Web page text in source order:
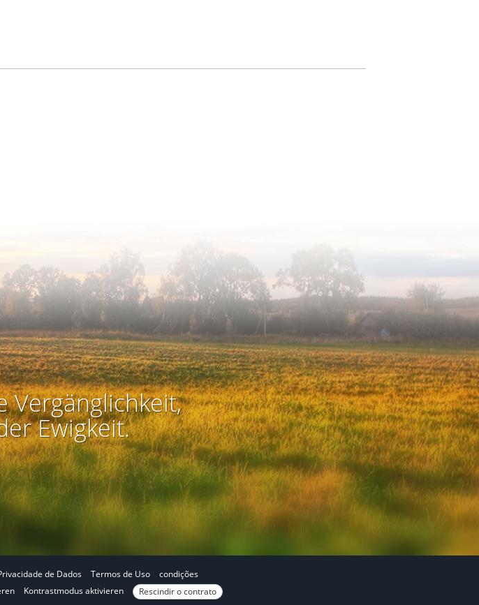
Vergänglichkeit,
Ewigkeit.
de Dados Termos de Uso
condições
N
Kontrastmodus aktivieren Rescindir o contrato